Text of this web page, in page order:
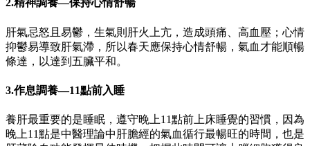
2.精神調養—保持心情舒暢
肝氣忌怒且易鬱，生氣則肝火上亢，造成頭痛、高血壓；心情
抑鬱易導致肝氣滯，所以春天應保持心情舒暢，氣血才能順暢
條達，以達到五臟平和。
3.作息調養—11點前入睡
養肝最重要的是睡眠，遵守晚上11點前上床睡覺的習慣，因為
晚上11點是中醫理論中肝膽經的氣血循行最暢旺的時間，也是